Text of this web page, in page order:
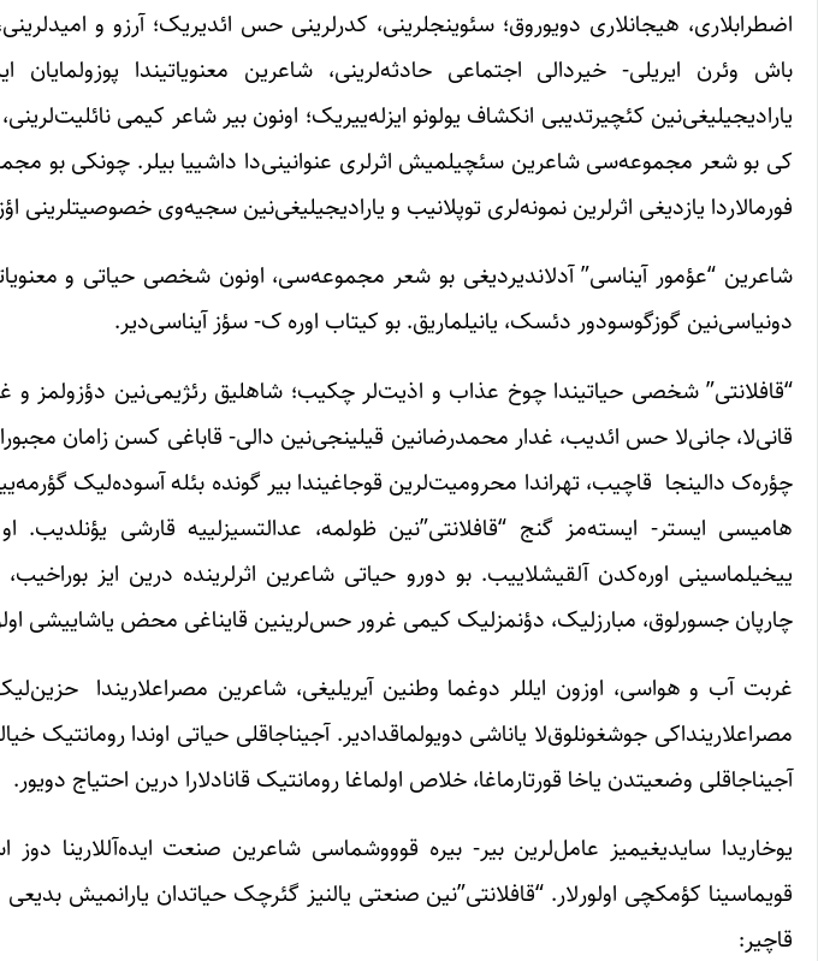
اضطرابلاری، هیجانلاری دویوروق؛ سئوینجلرینی، کدرلرینی حس ائدیریک؛ آرزو و
باش وئرن ایریلی- خیردالی اجتماعی حادثه‌لرینی، شاعرین معنویاتیندا پوزولمایان
یارادیجیلیغی‌نین کئچیرتدیبی انکشاف یولونو ایزله‌ییریک؛ اونون بیر شاعر کیمی
کی بو شعر مجموعه‌سی شاعرین سئچیلمیش اثرلری عنوانینی‌دا داشییا بیلر. چونکی بو
فورمالاردا یازدیغی اثرلرین نمونه‌لری توپلانیب و یارادیجیلیغی‌نین سجیه‌وی خصوصیتلرینی
شاعرین “عؤمور آیناسی” آدلاندیردیغی بو شعر مجموعه‌سی، اونون شخصی حیاتی و
دونیاسی‌نین گوزگوسودور دئسک، یانیلماریق. بو کیتاب اوره ک- سؤز آیناسی‌دیر.
“قافلانتی” شخصی حیاتیندا چوخ عذاب و اذیت‌لر چکیب؛ شاهلیق رئژیمی‌نین دؤزولمز و
قانی‌لا، جانی‌لا حس ائدیب، غدار محمدرضانین قیلینجی‌نین دالی- قاباغی کسن زامان
چؤره‌ک دالینجا قاچیب، تهراندا محرومیت‌لرین قوجاغیندا بیر گونده بئله آسوده‌لیک
هامیسی ایستر- ایسته‌مز گنج “قافلانتی”نین ظولمه، عدالتسیزلییه قارشی
ییخیلماسینی اوره‌کدن آلقیشلاییب. بو دورو حیاتی شاعرین اثرلرینده درین ایز
چارپان جسورلوق، مبارزلیک، دؤنمزلیک کیمی غرور حس‌لرینین قایناغی محض یاشاییشی
غربت آب و هواسی، اوزون ایللر دوغما وطنین آیریلیغی، شاعرین مصراعلاریندا
مصراعلارینداکی جوشغونلوق‌لا یاناشی دویولماقدادیر. آجیناجاقلی حیاتی اوندا رومانتیک
آجیناجاقلی وضعیتدن یاخا قورتارماغا، خلاص اولماغا رومانتیک قانادلارا درین احتیاج دویور.
یوخاریدا سایدیغیمیز عامل‌لرین بیر- بیره قوووشماسی شاعرین صنعت ایده‌آللارینا
قویماسینا کؤمکچی اولورلار. “قافلانتی”‌نین صنعتی یالنیز گئرچک حیاتدان یارانمیش
قاچیر: